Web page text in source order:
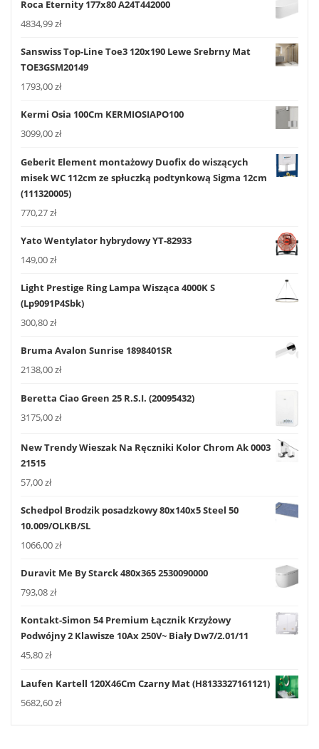
Roca Eternity 177x80 A24T442000
4834,99zł
Sanswiss Top-Line Toe3 120x190 Lewe Srebrny Mat
TOE3GSM20149
1793,00zł
Kermi Osia 100Cm KERMIOSIAPO100
3099,00zł
Geberit Element montażowy Duofix do wiszących
misek WC 112cm ze spłuczką podtynkową Sigma 12cm
(111320005)
770,27zł
Yato Wentylator hybrydowy YT-82933
149,00zł
Light Prestige Ring Lampa Wisząca 4000K S
(Lp9091P4Sbk)
300,80zł
Bruma Avalon Sunrise 1898401SR
2138,00zł
Beretta Ciao Green 25 R.S.I. (20095432)
3175,00zł
New Trendy Wieszak Na Ręczniki Kolor Chrom Ak 0003
21515
57,00zł
Schedpol Brodzik posadzkowy 80x140x5 Steel 50
10.009/OLKB/SL
1066,00zł
Duravit Me By Starck 480x365 2530090000
793,08zł
Kontakt-Simon 54 Premium Łącznik Krzyżowy
Podwójny 2 Klawisze 10Ax 250V~ Biały Dw7/2.01/11
45,80zł
Laufen Kartell 120X46Cm Czarny Mat (H8133327161121)
5682,60zł